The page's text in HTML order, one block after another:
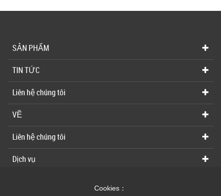
SẢN PHẨM
TIN TỨC
Liên hệ chúng tôi
VỀ
Liên hệ chúng tôi
Dịch vụ
Cookies：